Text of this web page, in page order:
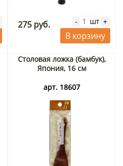
275 руб. - шт +
В корзину
Столовая ложка (бамбук),
Япония, 16 см
арт. 18607